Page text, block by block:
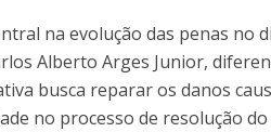
na evolução das penas no
Alberto Arges Junior,
busca reparar os danos
no processo de resolução